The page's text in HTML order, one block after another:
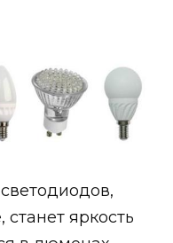
яркость